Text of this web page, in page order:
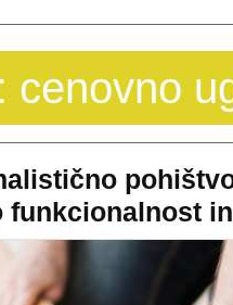
cenovno
funkcionalnost